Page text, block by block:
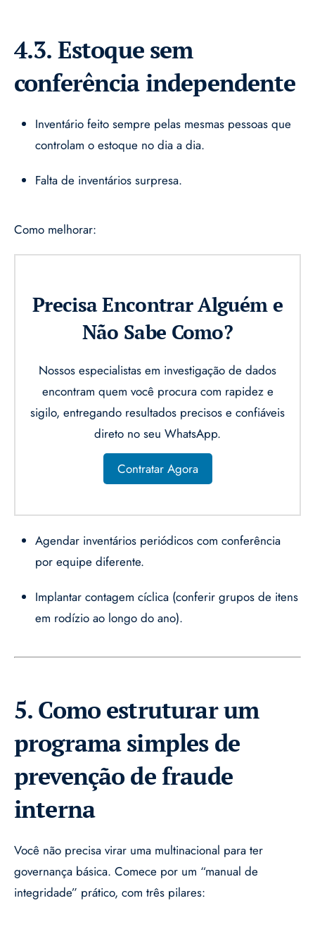
4.3. Estoque sem
conferência independente
Inventário feito sempre pelas mesmas pessoas que
controlam o estoque no dia a dia.
Falta de inventários surpresa.
Como melhorar:
Precisa Encontrar Alguém e
Não Sabe Como?
Nossos especialistas em investigação de dados
encontram quem você procura com rapidez e
sigilo, entregando resultados precisos e confiáveis
direto no seu WhatsApp.
Contratar Agora
Agendar inventários periódicos com conferência
por equipe diferente.
Implantar contagem cíclica (conferir grupos de itens
em rodízio ao longo do ano).
5. Como estruturar um
programa simples de
prevenção de fraude
interna
Você não precisa virar uma multinacional para ter
governança básica. Comece por um “manual de
integridade” prático, com três pilares: